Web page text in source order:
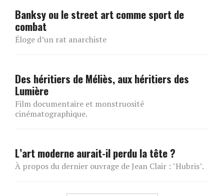
Banksy ou le street art comme sport de
combat
Éloge d’un rat anarchiste
Des héritiers de Méliès, aux héritiers des
Lumière
Film documentaire et monstruosité
cinématographique.
L’art moderne aurait-il perdu la tête ?
À propos du dernier ouvrage de Jean Clair : "Hubris".